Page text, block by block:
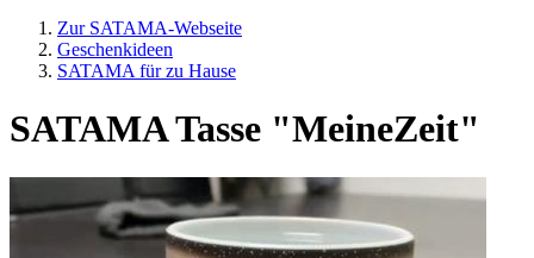
Zur SATAMA-Webseite
Geschenkideen
SATAMA für zu Hause
SATAMA Tasse "MeineZeit"